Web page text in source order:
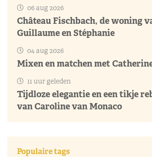
06 aug 2026
Château Fischbach, de woning
Guillaume en Stéphanie
04 aug 2026
Mixen en matchen met
11 uur geleden
Tijdloze elegantie en een tikje
van Caroline van Monaco
Populaire tags